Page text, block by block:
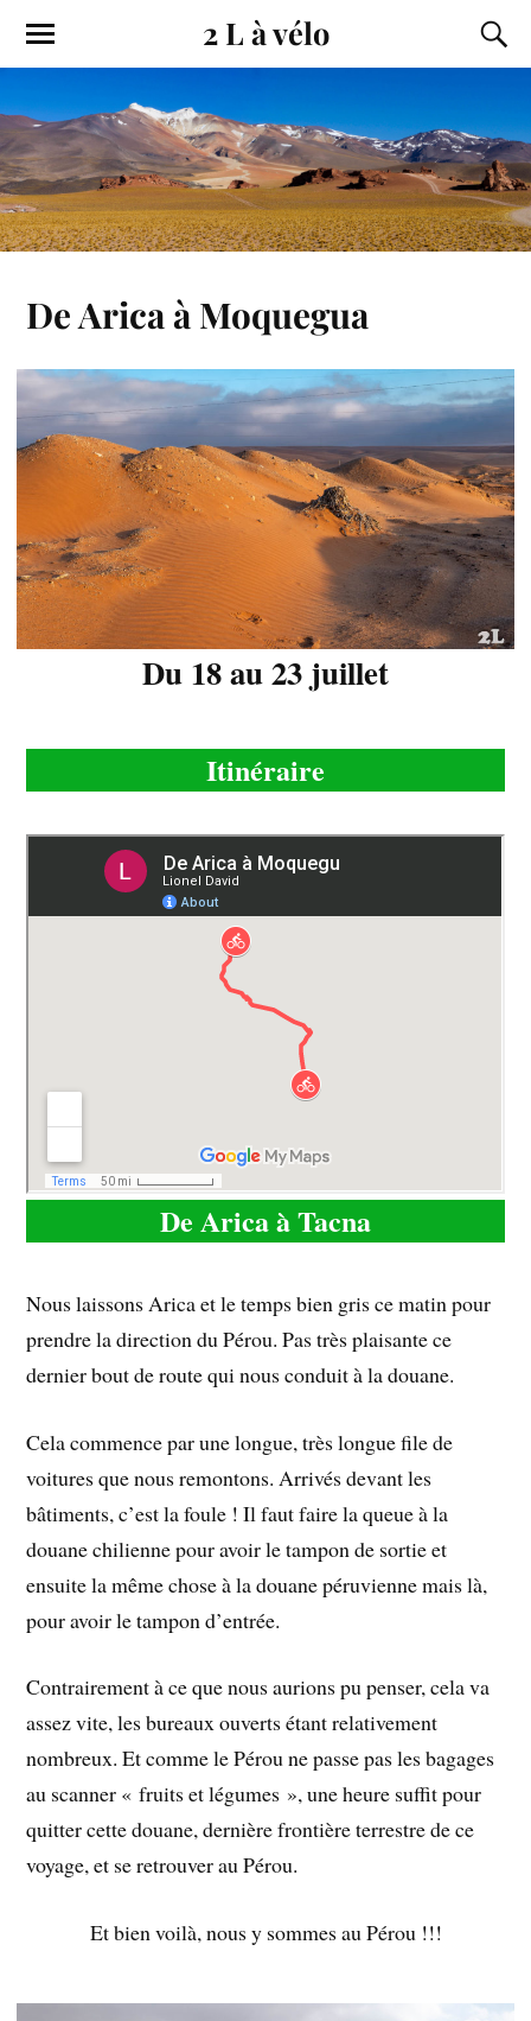
2 L à vélo
De Arica à Moquegua
Du 18 au 23 juillet
Itinéraire
De Arica à Tacna
Nous laissons Arica et le temps bien gris ce matin pour
prendre la direction du Pérou. Pas très plaisante ce
dernier bout de route qui nous conduit à la douane.
Cela commence par une longue, très longue file de
voitures que nous remontons. Arrivés devant les
bâtiments, c’est la foule ! Il faut faire la queue à la
douane chilienne pour avoir le tampon de sortie et
ensuite la même chose à la douane péruvienne mais là,
pour avoir le tampon d’entrée.
Contrairement à ce que nous aurions pu penser, cela va
assez vite, les bureaux ouverts étant relativement
nombreux. Et comme le Pérou ne passe pas les bagages
au scanner « fruits et légumes », une heure suffit pour
quitter cette douane, dernière frontière terrestre de ce
voyage, et se retrouver au Pérou.
Et bien voilà, nous y sommes au Pérou !!!